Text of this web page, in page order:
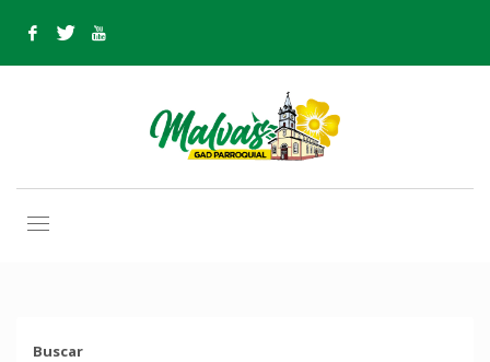
R. ADMINISTRACION 2019 – 2022
R. ADMINISTRACION 2019 – 2022
Buscar